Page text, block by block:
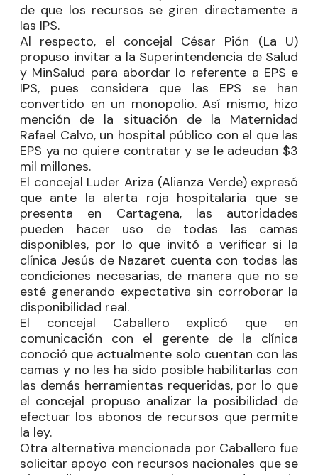
de que los recursos se giren directamente a
las IPS.
Al respecto, el concejal César Pión (La U)
propuso invitar a la Superintendencia de Salud
y MinSalud para abordar lo referente a EPS e
IPS, pues considera que las EPS se han
convertido en un monopolio. Así mismo, hizo
mención de la situación de la Maternidad
Rafael Calvo, un hospital público con el que las
EPS ya no quiere contratar y se le adeudan $3
mil millones.
El concejal Luder Ariza (Alianza Verde) expresó
que ante la alerta roja hospitalaria que se
presenta en Cartagena, las autoridades
pueden hacer uso de todas las camas
disponibles, por lo que invitó a verificar si la
clínica Jesús de Nazaret cuenta con todas las
condiciones necesarias, de manera que no se
esté generando expectativa sin corroborar la
disponibilidad real.
El concejal Caballero explicó que en
comunicación con el gerente de la clínica
conoció que actualmente solo cuentan con las
camas y no les ha sido posible habilitarlas con
las demás herramientas requeridas, por lo que
el concejal propuso analizar la posibilidad de
efectuar los abonos de recursos que permite
la ley.
Otra alternativa mencionada por Caballero fue
solicitar apoyo con recursos nacionales que se